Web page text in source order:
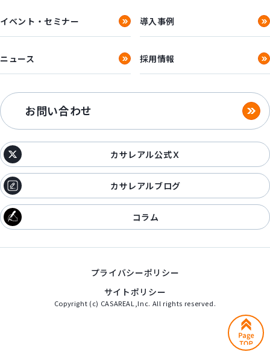
イベント・セミナー 導入事例
ニュース 採用情報
お問い合わせ
カサレアル公式Ｘ
カサレアルブログ
コラム
プライバシーポリシー
サイトポリシー
Copyright (c) CASAREAL,Inc. All rights reserved.